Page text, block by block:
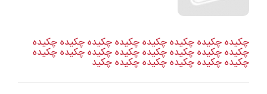
چکیده چکیده چکیده چکیده چکیده چکیده چکیده چکیده
چکیده چکیده چکیده چکیده چکیده چکیده چکیده چکیده
چکیده چکیده چکیده چکیده چکیده چکید